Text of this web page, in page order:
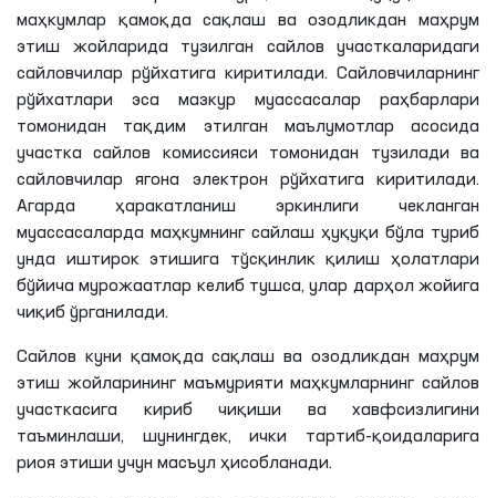
маҳкумлар қамоқда сақлаш ва озодликдан маҳрум
этиш жойларида тузилган сайлов участкаларидаги
сайловчилар рўйхатига киритилади. Сайловчиларнинг
рўйхатлари эса мазкур муассасалар раҳбарлари
томонидан тақдим этилган маълумотлар асосида
участка сайлов комиссияси томонидан тузилади ва
сайловчилар ягона электрон рўйхатига киритилади.
Агарда ҳаракатланиш эркинлиги чекланган
муассасаларда маҳкумнинг сайлаш ҳуқуқи бўла туриб
унда иштирок этишига тўсқинлик қилиш ҳолатлари
бўйича мурожаатлар келиб тушса, улар дарҳол жойига
чиқиб ўрганилади.
Сайлов куни қамоқда сақлаш ва озодликдан маҳрум
этиш жойларининг маъмурияти маҳкумларнинг сайлов
участкасига кириб чиқиши ва хавфсизлигини
таъминлаши, шунингдек, ички тартиб-қоидаларига
риоя этиши учун масъул ҳисобланади.